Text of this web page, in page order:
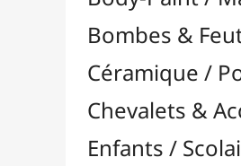
Feutres & Stylos
Librairie / Livres
Loisirs Créatifs
Médiums, Vernis & Colles
Modelage / Sculpture
Peintures / Couleurs